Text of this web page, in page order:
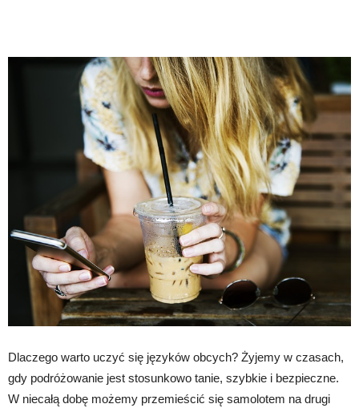
Dlaczego warto uczyć się języków obcych? Żyjemy w czasach,
gdy podróżowanie jest stosunkowo tanie, szybkie i bezpieczne.
W niecałą dobę możemy przemieścić się samolotem na drugi